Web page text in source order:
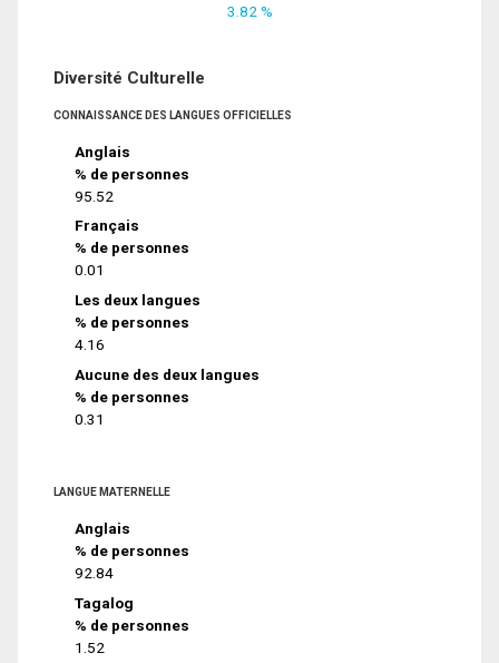
3.82 %
Diversité Culturelle
CONNAISSANCE DES LANGUES OFFICIELLES
Anglais
% de personnes
95.52
Français
% de personnes
0.01
Les deux langues
% de personnes
4.16
Aucune des deux langues
% de personnes
0.31
LANGUE MATERNELLE
Anglais
% de personnes
92.84
Tagalog
% de personnes
1.52